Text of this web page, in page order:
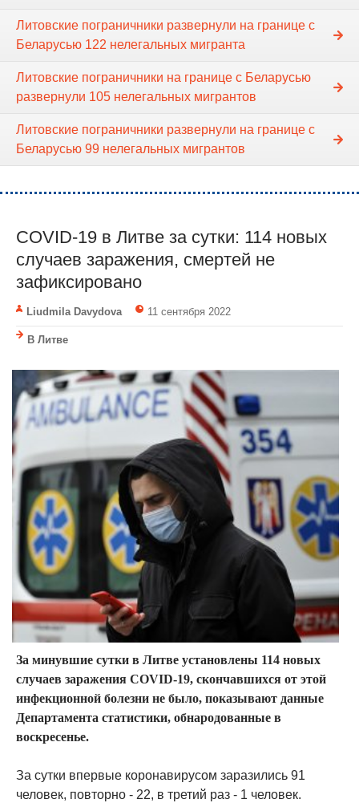
Литовские пограничники развернули на границе с
Беларусью 122 нелегальных мигранта
Литовские пограничники на границе с Беларусью
развернули 105 нелегальных мигрантов
Литовские пограничники развернули на границе с
Беларусью 99 нелегальных мигрантов
COVID-19 в Литве за сутки: 114 новых
случаев заражения, смертей не
зафиксировано
Liudmila Davydova 11 сентября 2022
В Литве
За минувшие сутки в Литве установлены 114 новых
случаев заражения COVID-19, скончавшихся от этой
инфекционной болезни не было, показывают данные
Департамента статистики, обнародованные в
воскресенье.
За сутки впервые коронавирусом заразились 91
человек, повторно - 22, в третий раз - 1 человек.